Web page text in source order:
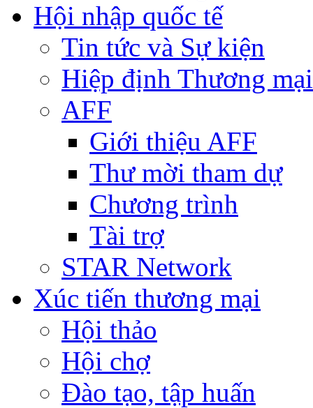
Hội nhập quốc tế
Tin tức và Sự kiện
Hiệp định Thương
AFF
Giới thiệu AFF
Thư mời tham dự
Chương trình
Tài trợ
STAR Network
Xúc tiến thương mại
Hội thảo
Hội chợ
Đào tạo, tập huấn